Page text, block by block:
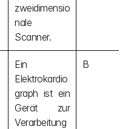
zweidimensio
nale
Scanner.
Ein
Elektrokardio
graph ist ein
Gerät zur
Verarbeitung
B